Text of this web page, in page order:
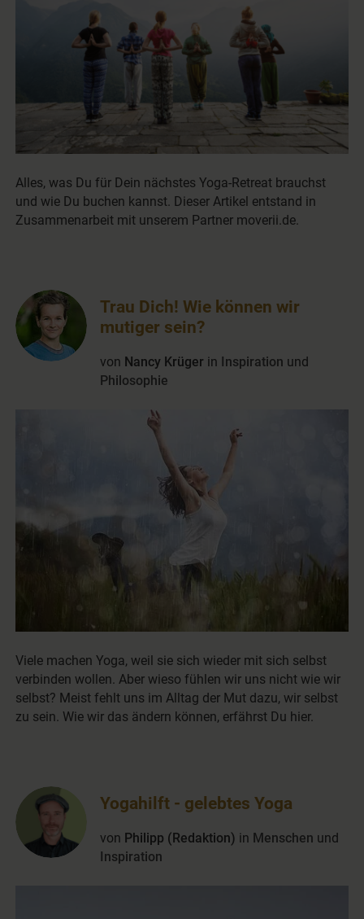
Alles, was Du für Dein nächstes Yoga-Retreat brauchst
und wie Du buchen kannst. Dieser Artikel entstand in
Zusammenarbeit mit unserem Partner moverii.de.
Viele machen Yoga, weil sie sich wieder mit sich selbst
verbinden wollen. Aber wieso fühlen wir uns nicht wie wir
selbst? Meist fehlt uns im Alltag der Mut dazu, wir selbst
zu sein. Wie wir das ändern können, erfährst Du hier.
Trau Dich! Wie können wir
mutiger sein?
von Nancy Krüger in Inspiration und
Philosophie
Yogahilft - gelebtes Yoga
von Philipp (Redaktion) in Menschen und
Inspiration